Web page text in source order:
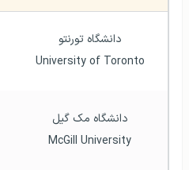
دانشگاه تورنتو
University of Toronto
دانشگاه مک گیل
McGill University